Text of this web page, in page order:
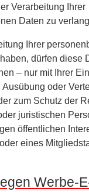
Verarbeitung Ihrer
Daten zu
Ihrer
dürfen diese
– nur mit Ihrer
oder
zum Schutz der
juristischen
öffentlichen
eines
Werbe-